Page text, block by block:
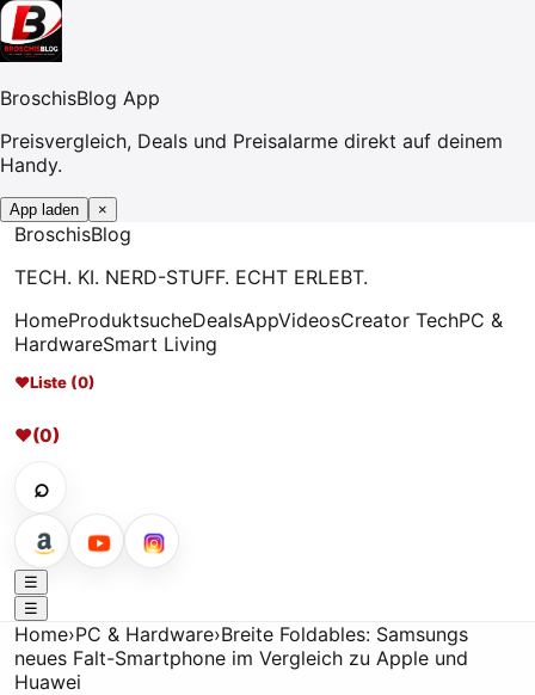
BroschisBlog App
Preisvergleich, Deals und Preisalarme direkt auf deinem
Handy.
App laden ×
BroschisBlog
TECH. KI. NERD-STUFF. ECHT ERLEBT.
HomeProduktsucheDealsAppVideosCreator TechPC &
HardwareSmart Living
♥Liste (0)
♥(0)
⌕
☰
☰
Home›PC & Hardware›Breite Foldables: Samsungs
neues Falt-Smartphone im Vergleich zu Apple und
Huawei